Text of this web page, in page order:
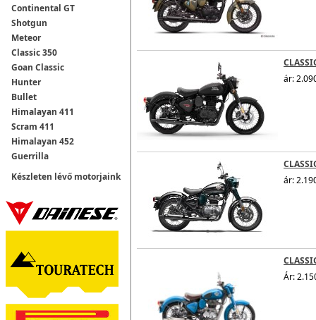
Continental GT
Shotgun
Meteor
Classic 350
Goan Classic
Hunter
Bullet
Himalayan 411
Scram 411
Himalayan 452
Guerrilla
Készleten lévő motorjaink
ár:
ár:
Ár: